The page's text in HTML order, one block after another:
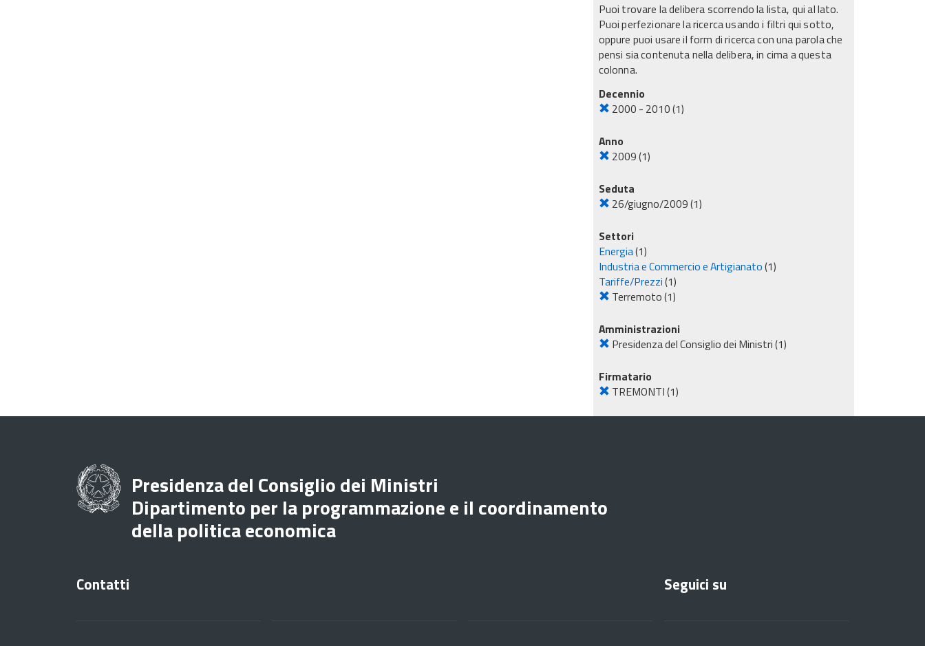
Puoi trovare la delibera scorrendo la lista, qui al lato.
Puoi perfezionare la ricerca usando i filtri qui sotto,
oppure puoi usare il form di ricerca con una parola che
pensi sia contenuta nella delibera, in cima a questa
colonna.
Decennio
2000 - 2010(1)
Anno
2009(1)
Seduta
26/giugno/2009(1)
Settori
Energia(1)
Industria e Commercio e Artigianato(1)
Tariffe/Prezzi(1)
Terremoto(1)
Amministrazioni
Presidenza del Consiglio dei Ministri(1)
Firmatario
TREMONTI(1)
Presidenza del Consiglio dei Ministri
Dipartimento per la programmazione e il coordinamento
della politica economica
Contatti Seguici su